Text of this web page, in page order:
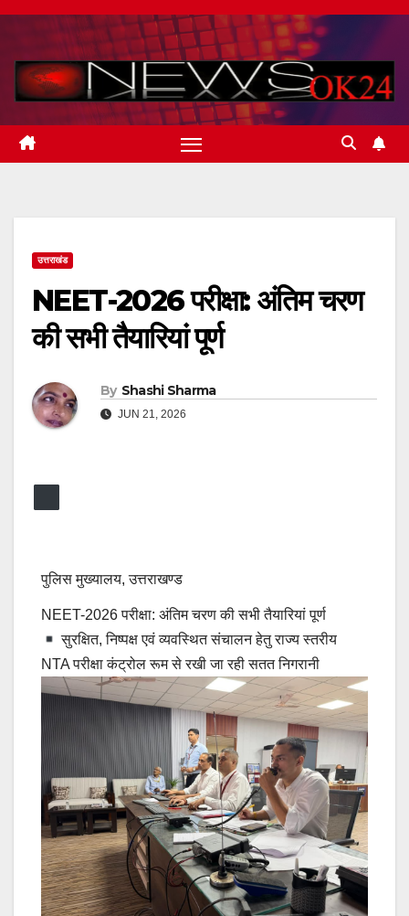
Skip
content
उत्तराखंड
NEET-2026 परीक्षा: अंतिम चरण
की सभी तैयारियां पूर्ण
By Shashi Sharma
JUN 21, 2026
पुलिस मुख्यालय, उत्तराखण्ड
NEET-2026 परीक्षा: अंतिम चरण की सभी तैयारियां पूर्ण
सुरक्षित, निष्पक्ष एवं व्यवस्थित संचालन हेतु राज्य स्तरीय
NTA परीक्षा कंट्रोल रूम से रखी जा रही सतत निगरानी